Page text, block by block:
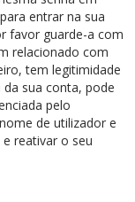
entrar na sua
favor guarde-a com
relacionado com
tem legitimidade
da sua conta, pode
pelo
de utilizador e
reativar o seu